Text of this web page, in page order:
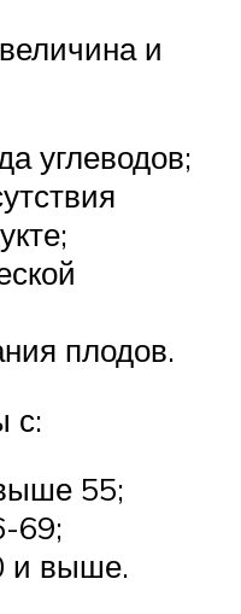
и
углеводов;
плодов.
с:
55;
69;
и выше.